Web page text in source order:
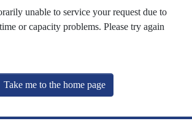
unable to service your request due to
or capacity problems. Please try again
Take me to the home page